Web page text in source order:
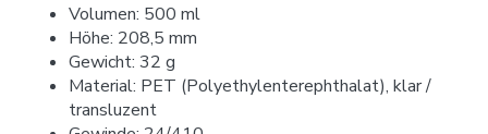
Volumen: 500 ml
Höhe: 208,5 mm
Gewicht: 32 g
Material: PET (Polyethylenterephthalat), klar /
transluzent